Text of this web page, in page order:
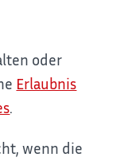
oder
Erlaubnis
.
wenn die